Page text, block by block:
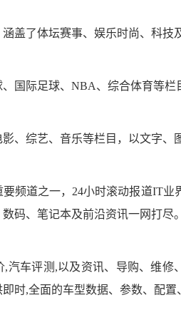
了体坛赛事、娱乐时尚、科技
际足球、NBA、综合体育等栏
综艺、音乐等栏目，以文字、
道之一，24小时滚动报道IT业
码、笔记本及前沿资讯一网打尽。
车评测,以及资讯、导购、维修
时,全面的车型数据、参数、配置